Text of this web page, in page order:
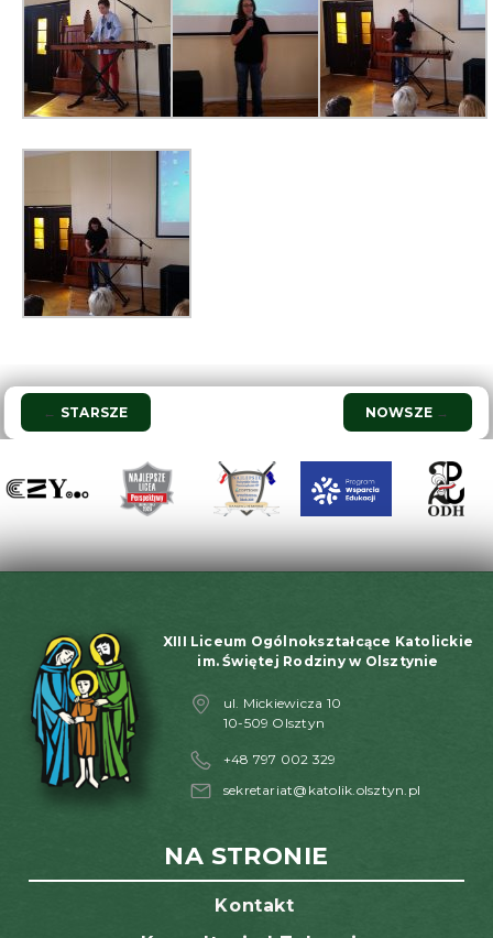
Nawigacja
wpisu
← STARSZE NOWSZE →
XIII Liceum Ogólnokształcące Katolickie
im. Świętej Rodziny w Olsztynie
ul. Mickiewicza 10
10-509 Olsztyn
+48 797 002 329
sekretariat@katolik.olsztyn.pl
NA STRONIE
Kontakt